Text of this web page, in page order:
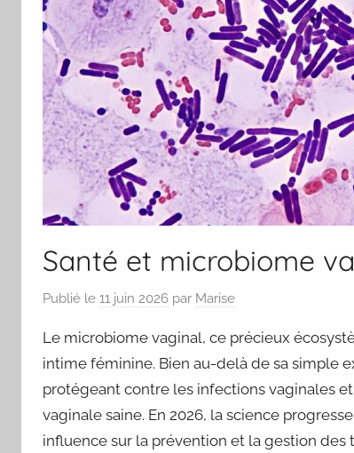
Santé et microbiome
Publié le 11 juin 2026 par Marise
Le microbiome vaginal, ce précieux
intime féminine. Bien au-delà de sa simple
protégeant contre les infections vaginales
vaginale saine. En 2026, la science
influence sur la prévention et la gestion